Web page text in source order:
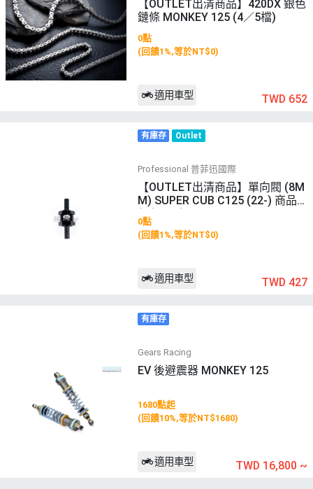
【OUTLET出清商品】420DX 銀色
鏈條 MONKEY 125 (4／5檔)
0點
(回饋1%,等於NT$0)
適用車型 TWD 652
有庫存 Outlet
Professional 普菲迅國際
【OUTLET出清商品】單向閥 (8M
M) SUPER CUB C125 (22-) 商品
顏色: 黑色
0點
(回饋1%,等於NT$0)
適用車型 TWD 427
有庫存
Gears Racing
EV 後避震器 MONKEY 125
1680點起
(回饋10%,等於NT$1680)
適用車型 TWD 16,800 ~